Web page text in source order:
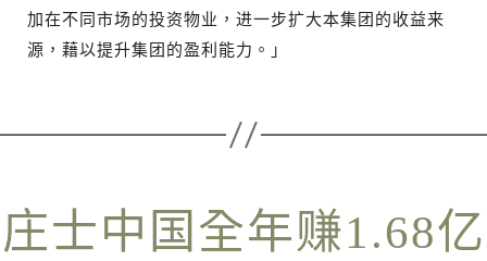
加在不同市场的投资物业，进一步扩大本集团的收益来
源，藉以提升集团的盈利能力。」
庄士中国全年赚1.68亿